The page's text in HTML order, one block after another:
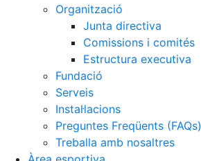
Organització
Junta directiva
Comissions i comités
Estructura executiva
Fundació
Serveis
Instal·lacions
Preguntes Freqüents (FAQs)
Treballa amb nosaltres